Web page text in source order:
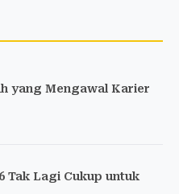
yang Mengawal Karier
Tak Lagi Cukup untuk